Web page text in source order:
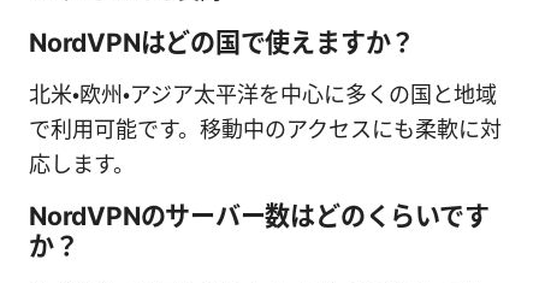
NordVPNはどの国で使えますか？
北米・欧州・アジア太平洋を中心に多くの国と地域
で利用可能です。移動中のアクセスにも柔軟に対
応します。
NordVPNのサーバー数はどのくらいです
か？